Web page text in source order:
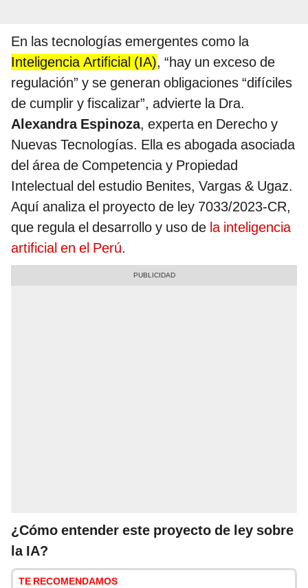
En las tecnologías emergentes como la
Inteligencia Artificial (IA), “hay un exceso de
regulación” y se generan obligaciones “difíciles
de cumplir y fiscalizar”, advierte la Dra.
Alexandra Espinoza, experta en Derecho y
Nuevas Tecnologías. Ella es abogada asociada
del área de Competencia y Propiedad
Intelectual del estudio Benites, Vargas & Ugaz.
Aquí analiza el proyecto de ley 7033/2023-CR,
que regula el desarrollo y uso de la inteligencia
artificial en el Perú.
¿Cómo entender este proyecto de ley sobre
la IA?
TE RECOMENDAMOS